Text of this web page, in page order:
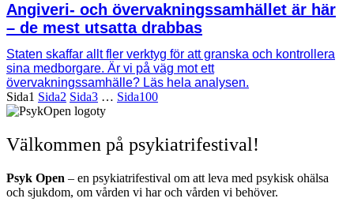
Angiveri- och övervakningssamhället är här
– de mest utsatta drabbas
Staten skaffar allt fler verktyg för att granska och kontrollera
sina medborgare. Är vi på väg mot ett
övervakningssamhälle? Läs hela analysen.
Sida1 Sida2 Sida3 … Sida100
Välkommen på psykiatrifestival!
Psyk Open – en psykiatrifestival om att leva med psykisk ohälsa
och sjukdom, om vården vi har och vården vi behöver.